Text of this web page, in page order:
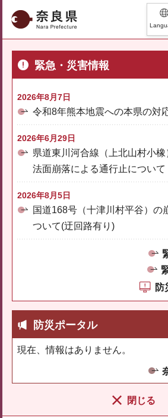
奈良県
緊急・災害情報
2026年8月7日
令和8年熊本地震への本県の対
2026年6月29日
県道東川河合線（上北山村小
法面崩落による通行止について
2026年8月5日
国道168号（十津川村平谷）の
ついて(迂回路有り)
防
防災ポータル
現在、情報はありません。
閉じる